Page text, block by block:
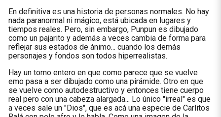
En definitiva es una historia de personas normales. No hay
nada paranormal ni mágico, está ubicada en lugares y
tiempos reales. Pero, sin embargo, Punpun es dibujado
como un pajarito y además a veces cambia de forma para
reflejar sus estados de ánimo... cuando los demás
personajes y fondos son todos hiperrealistas.
Hay un tomo entero en que como parece que se vuelve
emo pasa a ser dibujado como una pirámide. Otro en que
se vuelve como autodestructivo y entonces tiene cuerpo
real pero con una cabeza alargada... Lo único "irreal" es que
a veces sale un "Dios", que es acá una especie de Carlitos